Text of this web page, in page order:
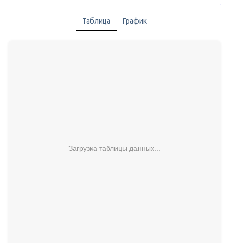
Таблица График
Загрузка таблицы данных...